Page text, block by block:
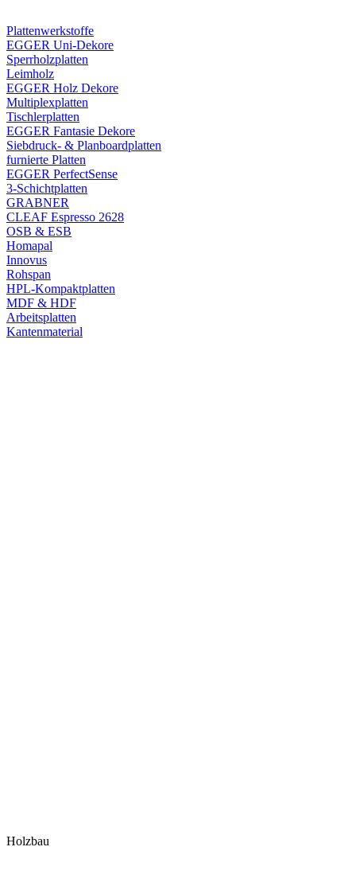
Plattenwerkstoffe
EGGER Uni-Dekore
Sperrholzplatten
Leimholz
EGGER Holz Dekore
Multiplexplatten
Tischlerplatten
EGGER Fantasie Dekore
Siebdruck- & Planboardplatten
furnierte Platten
EGGER PerfectSense
3-Schichtplatten
GRABNER
CLEAF Espresso 2628
OSB & ESB
Homapal
Innovus
Rohspan
HPL-Kompaktplatten
MDF & HDF
Arbeitsplatten
Kantenmaterial
Holzbau